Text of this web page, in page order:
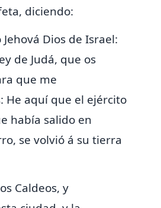
diciendo:
Dios de Israel:
de Judá, que os
que me
He aquí que el ejército
había salido en
se volvió á su tierra
Caldeos, y